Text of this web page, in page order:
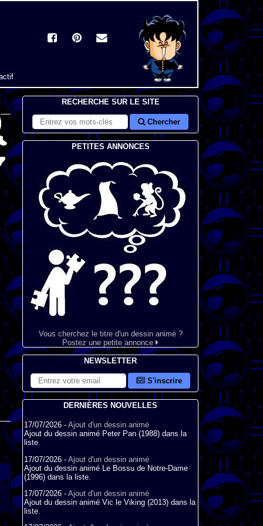
RECHERCHE SUR LE SITE
Chercher
PETITES ANNONCES
Vous cherchez le titre d'un dessin animé ?
Postez une petite annonce
NEWSLETTER
S'inscrire
DERNIÈRES NOUVELLES
17/07/2026 - Ajout d'un dessin animé
Ajout du dessin animé Peter Pan (1988) dans la
liste.
17/07/2026 - Ajout d'un dessin animé
Ajout du dessin animé Le Bossu de Notre-Dame
(1996) dans la liste.
17/07/2026 - Ajout d'un dessin animé
Ajout du dessin animé Vic le Viking (2013) dans la
liste.